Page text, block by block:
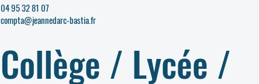
04 95 32 81 07
compta@jeannedarc-bastia.fr
Collège / Lycée /